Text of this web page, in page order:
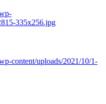
335x256.jpg
content/uploads/2021/10/1-